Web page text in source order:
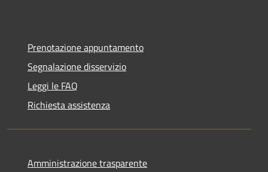
Prenotazione appuntamento
Segnalazione disservizio
Leggi le FAQ
Richiesta assistenza
Amministrazione trasparente